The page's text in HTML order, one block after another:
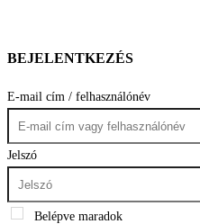
BEJELENTKEZÉS
E-mail cím / felhasználónév
Jelszó
Belépve maradok